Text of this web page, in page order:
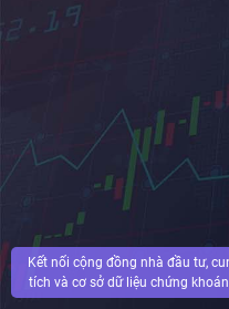
Kết nối cộng đồng nhà đầu tư,
tích và cơ sở dữ liệu chứng